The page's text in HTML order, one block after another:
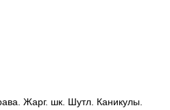
Жарг. шк. Шутл. Каникулы.